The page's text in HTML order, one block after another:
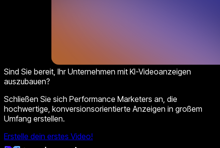
Sind Sie bereit, Ihr Unternehmen mit KI-Videoanzeigen
auszubauen?
Schließen Sie sich Performance Marketers an, die
hochwertige, konversionsorientierte Anzeigen in großem
Umfang erstellen.
Erstelle dein erstes Video!